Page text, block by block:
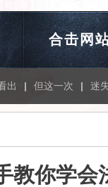
合击网
出 | 但这一次 | 迷
教你学会